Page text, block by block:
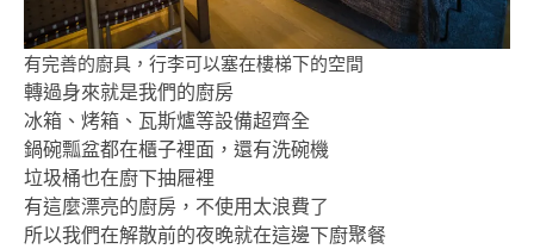
有完善的廚具，行李可以塞在樓梯下的空間
轉過身來就是我們的廚房
冰箱、烤箱、瓦斯爐等設備超齊全
鍋碗瓢盆都在櫃子裡面，還有洗碗機
垃圾桶也在廚下抽屜裡
有這麼漂亮的廚房，不使用太浪費了
所以我們在解散前的夜晚就在這邊下廚聚餐